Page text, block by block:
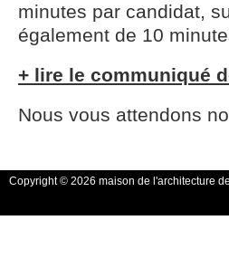
minutes par candidat,
également de 10
+ lire le communiqué
Nous vous attendons
Copyright © 2026 maison de l'architecture